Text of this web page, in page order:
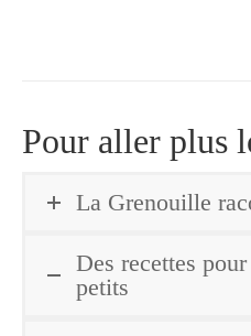
Pour aller plus
La Grenouille
Des recettes
petits